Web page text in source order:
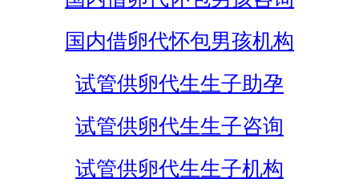
国内借卵代怀包男孩机构
试管供卵代生生子助孕
试管供卵代生生子咨询
试管供卵代生生子机构